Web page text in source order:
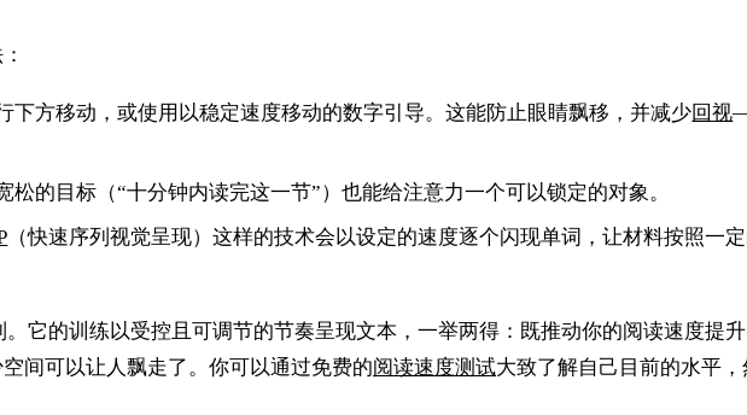
下方移动，或使用以稳定速度移动的数字引导。这能防止眼睛飘移，并减少回视
松的目标（“十分钟内读完这一节”）也能给注意力一个可以锁定的对象。
（快速序列视觉呈现）这样的技术会以设定的速度逐个闪现单词，让材料按照一
它的训练以受控且可调节的节奏呈现文本，一举两得：既推动你的阅读速度提
间可以让人飘走了。你可以通过免费的阅读速度测试大致了解自己目前的水平